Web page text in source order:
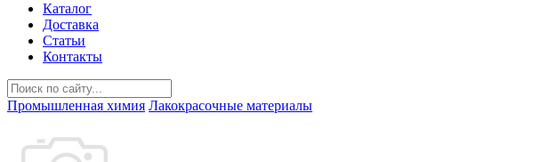
Каталог
Доставка
Статьи
Контакты
Промышленная химия Лакокрасочные материалы